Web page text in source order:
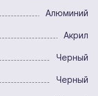
Алюминий
Акрил
Черный
Черный